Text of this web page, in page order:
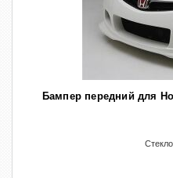
Бампер передний для